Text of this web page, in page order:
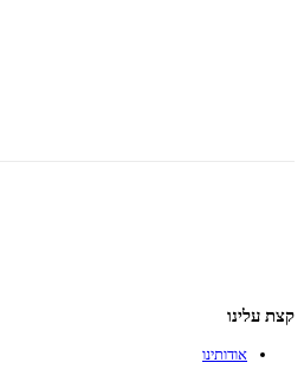
קצת עלינו
אודותינו